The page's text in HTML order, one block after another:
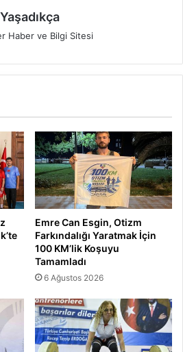
Yaşadıkça
Haber ve Bilgi Sitesi
Emre Can Esgin, Otizm
Farkındalığı Yaratmak İçin
100 KM’lik Koşuyu
Tamamladı
6 Ağustos 2026